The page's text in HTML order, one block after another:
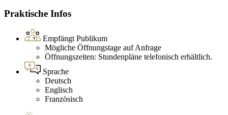
Praktische Infos
Empfängt Publikum
Mögliche Öffnungstage auf Anfrage
Öffnungszeiten: Stundenpläne telefonisch erhältlich.
Sprache
Deutsch
Englisch
Französisch